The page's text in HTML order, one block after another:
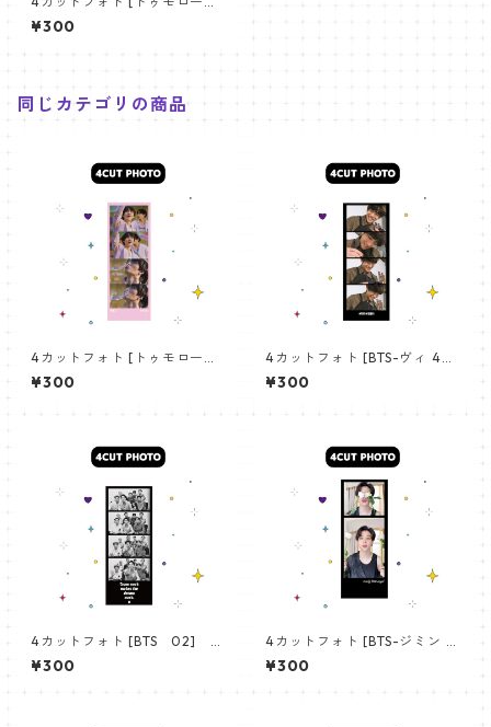
バイ・トゥギャザー ボムギュ-
04] 4CUT PHOTO TXT BEO
¥300
同じカテゴリの商品
4カットフォト [トゥモロー・
バイ・トゥギャザー ボムギュ-
03] 4CUT PHOTO TXT BEO
¥300
4カットフォト [BTS-ヴィ 42]
4CUT PHOTO BTS- V 42
¥300
4カットフォト [BTS 02] 4
CUT PHOTO BTS 02
¥300
4カットフォト [BTS-ジミン 0
4] 4CUT PHOTO BTS-JIMIN
04
¥300